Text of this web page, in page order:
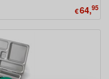
€64,95